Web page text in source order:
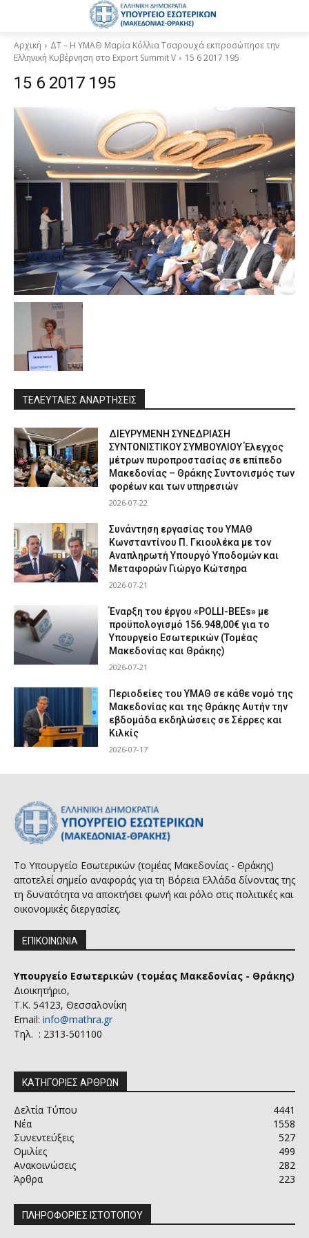
Αρχική
ΔΤ – Η ΥΜΑΘ Μαρία Κόλλια Τσαρουχά εκπροσώπησε την
Ελληνική Κυβέρνηση στο Export Summit V
15 6 2017 195
15 6 2017 195
ΤΕΛΕΥΤΑΙΕΣ ΑΝΑΡΤΗΣΕΙΣ
ΔΙΕΥΡΥΜΕΝΗ ΣΥΝΕΔΡΙΑΣΗ
ΣΥΝΤΟΝΙΣΤΙΚΟΥ ΣΥΜΒΟΥΛΙΟΥ Έλεγχος
μέτρων πυροπροστασίας σε επίπεδο
Μακεδονίας – Θράκης Συντονισμός των
φορέων και των υπηρεσιών
2026-07-22
Συνάντηση εργασίας του ΥΜΑΘ
Κωνσταντίνου Π. Γκιουλέκα με τον
Αναπληρωτή Υπουργό Υποδομών και
Μεταφορών Γιώργο Κώτσηρα
2026-07-21
Έναρξη του έργου «POLLI-BEEs» με
προϋπολογισμό 156.948,00€ για το
Υπουργείο Εσωτερικών (Τομέας
Μακεδονίας και Θράκης)
2026-07-21
Περιοδείες του ΥΜΑΘ σε κάθε νομό της
Μακεδονίας και της Θράκης Αυτήν την
εβδομάδα εκδηλώσεις σε Σέρρες και
Κιλκίς
2026-07-17
Το Υπουργείο Εσωτερικών (τομέας Μακεδονίας - Θράκης)
αποτελεί σημείο αναφοράς για τη Βόρεια Ελλάδα δίνοντας της
τη δυνατότητα να αποκτήσει φωνή και ρόλο στις πολιτικές και
οικονομικές διεργασίες.
ΕΠΙΚΟΙΝΩΝΙΑ
Υπουργείο Εσωτερικών (τομέας Μακεδονίας - Θράκης)
Διοικητήριο,
Τ.Κ. 54123, Θεσσαλονίκη
Email: info@mathra.gr
Τηλ. : 2313-501100
ΚΑΤΗΓΟΡΙΕΣ ΑΡΘΡΩΝ
Δελτία Τύπου
4441
Νέα
1558
Συνεντεύξεις
527
Ομιλίες
499
Ανακοινώσεις
282
Άρθρα
223
ΠΛΗΡΟΦΟΡΙΕΣ ΙΣΤΟΤΟΠΟΥ